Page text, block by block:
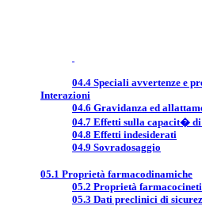
04.4 Speciali avvertenze e
Interazioni
04.6 Gravidanza ed
04.7 Effetti sulla capacit�
04.8 Effetti indesiderati
04.9 Sovradosaggio
05.1 Proprietà farmacodinamiche
05.2 Proprietà
05.3 Dati preclinici di